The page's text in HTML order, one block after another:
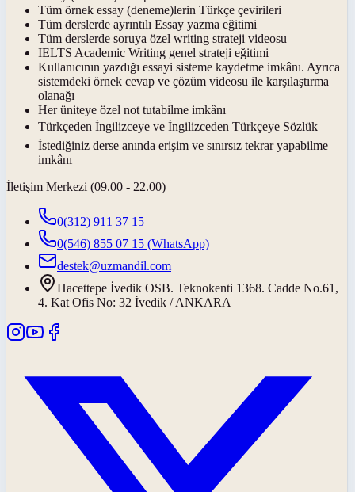
Tüm örnek essay (deneme)lerin Türkçe çevirileri
Tüm derslerde ayrıntılı Essay yazma eğitimi
Tüm derslerde soruya özel writing strateji videosu
IELTS Academic Writing genel strateji eğitimi
Kullanıcının yazdığı essayi sisteme kaydetme imkânı. Ayrıca
sistemdeki örnek cevap ve çözüm videosu ile karşılaştırma
olanağı
Her üniteye özel not tutabilme imkânı
Türkçeden İngilizceye ve İngilizceden Türkçeye Sözlük
İstediğiniz derse anında erişim ve sınırsız tekrar yapabilme
imkânı
İletişim Merkezi (09.00 - 22.00)
0(312) 911 37 15
0(546) 855 07 15 (WhatsApp)
destek@uzmandil.com
Hacettepe İvedik OSB. Teknokenti 1368. Cadde No.61,
4. Kat Ofis No: 32 İvedik / ANKARA